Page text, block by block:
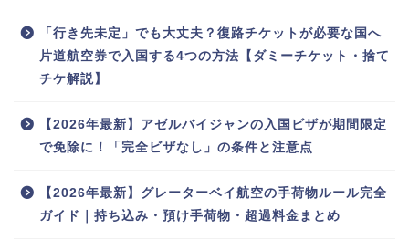
「行き先未定」でも大丈夫？復路チケットが必要な国へ
片道航空券で入国する4つの方法【ダミーチケット・捨て
チケ解説】
【2026年最新】アゼルバイジャンの入国ビザが期間限定
で免除に！「完全ビザなし」の条件と注意点
【2026年最新】グレーターベイ航空の手荷物ルール完全
ガイド｜持ち込み・預け手荷物・超過料金まとめ